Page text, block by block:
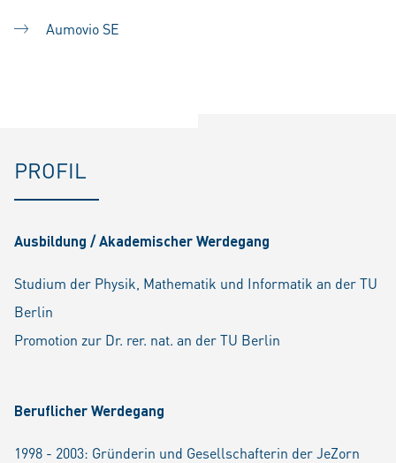
Aumovio SE
PROFIL
Ausbildung / Akademischer Werdegang
Studium der Physik, Mathematik und Informatik an der TU
Berlin
Promotion zur Dr. rer. nat. an der TU Berlin
Beruflicher Werdegang
1998 - 2003: Gründerin und Gesellschafterin der JeZorn